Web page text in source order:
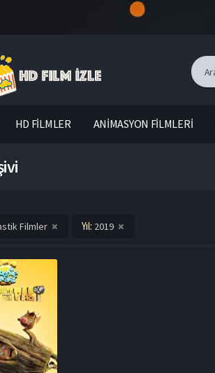
HD FİLMLER ANİMASYON FİLMLERİ
Filmler Yıl: 2019